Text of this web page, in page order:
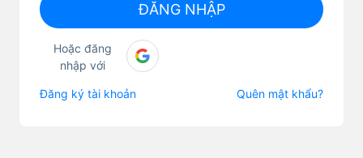
ĐĂNG NHẬP
Hoặc đăng
nhập với
Đăng ký tài khoản Quên mật khẩu?